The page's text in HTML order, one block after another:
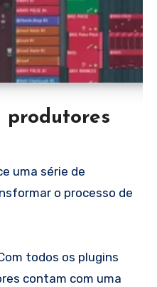
produtores
uma série de
o processo de
todos os plugins
contam com uma